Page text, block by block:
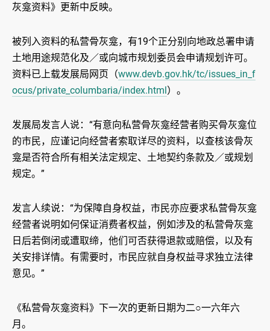
灰龛资料》更新中反映。
被列入资料的私营骨灰龛，有19个正分别向地政总署申请
土地用途规范化及／或向城市规划委员会申请规划许可。
资料已上载发展局网页（www.devb.gov.hk/tc/issues_in_f
ocus/private_columbaria/index.html）。
发展局发言人说：“有意向私营骨灰龛经营者购买骨灰龛位
的市民，应谨记向经营者索取详尽的资料，以查核该骨灰
龛是否符合所有相关法定规定、土地契约条款及／或规划
规定。”
发言人续说：“为保障自身权益，市民亦应要求私营骨灰龛
经营者说明如何保证消费者权益，例如涉及的私营骨灰龛
日后若倒闭或遭取缔，他们可否获得退款或赔偿，以及有
关安排详情。有需要时，市民应就自身权益寻求独立法律
意见。”
《私营骨灰龛资料》下一次的更新日期为二○一六年六
月。